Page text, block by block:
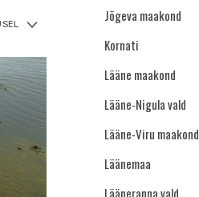
Jõgeva maakond
Kornati
Lääne maakond
Lääne-Nigula vald
Lääne-Viru maakond
Läänemaa
Lääneranna vald